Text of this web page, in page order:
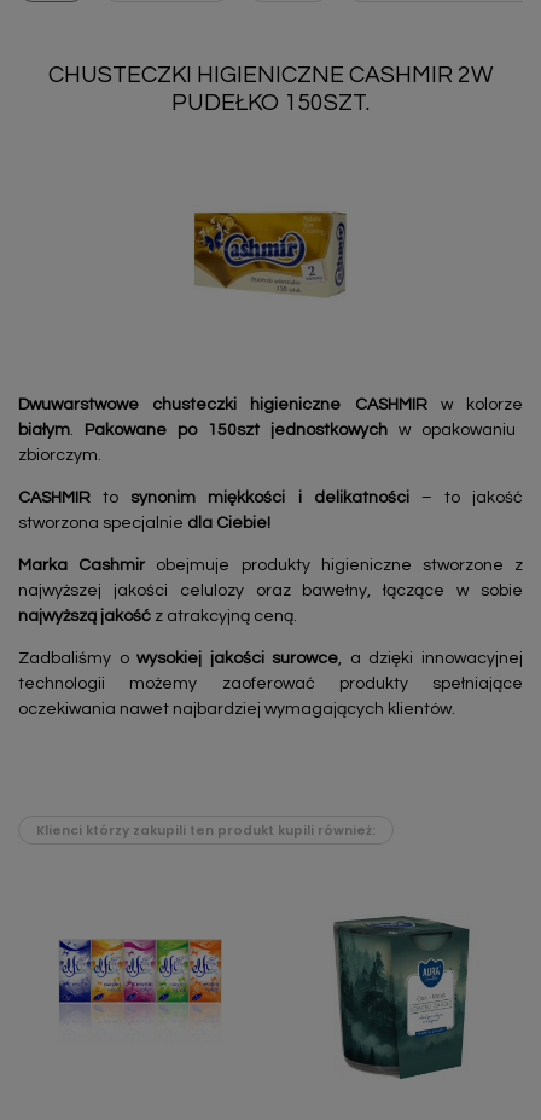
CHUSTECZKI HIGIENICZNE CASHMIR 2W
PUDEŁKO 150SZT.
Dwuwarstwowe chusteczki higieniczne CASHMIR w kolorze
białym. Pakowane po 150szt jednostkowych w opakowaniu
zbiorczym.
CASHMIR tosynonim miękkości i delikatności– to jakość
stworzona specjalnie dla Ciebie!
Marka Cashmir obejmuje produkty higieniczne stworzone z
najwyższej jakości celulozy oraz bawełny, łączące w sobie
najwyższą jakość z atrakcyjną ceną.
Zadbaliśmy owysokiej jakości surowce, a dzięki innowacyjnej
technologii możemy zaoferować produkty spełniające
oczekiwania nawet najbardziej wymagających klientów.
Klienci którzy zakupili ten produkt kupili również: